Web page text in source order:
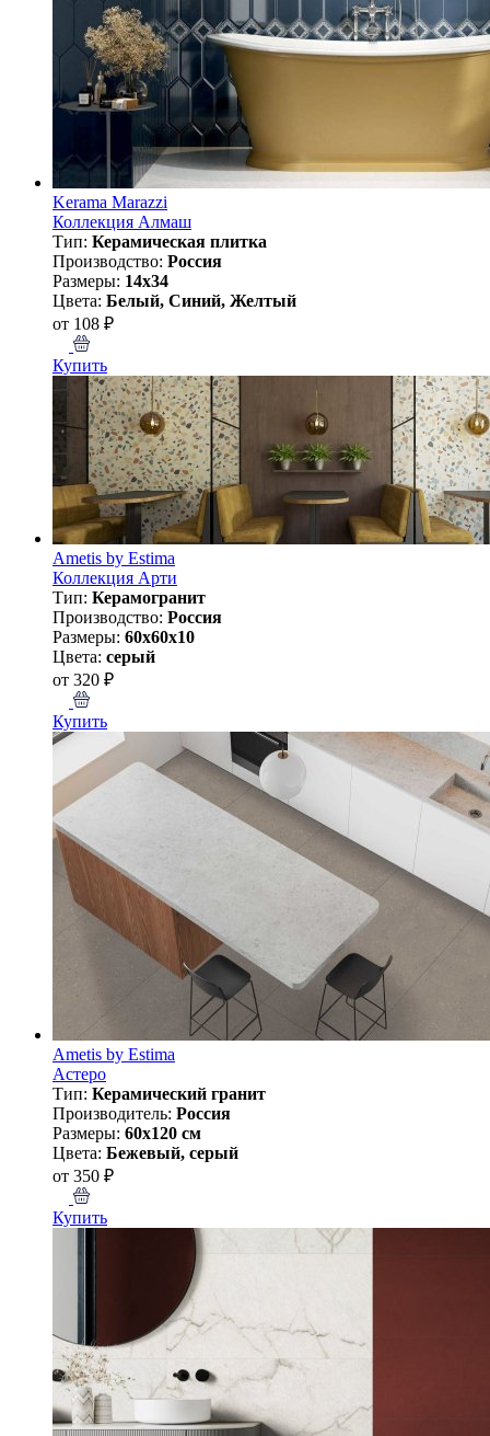
Kerama Marazzi
Коллекция Алмаш
Тип: Керамическая плитка
Производство: Россия
Размеры: 14x34
Цвета: Белый, Синий, Желтый
от 108 ₽
Купить
Ametis by Estima
Коллекция Арти
Тип: Керамогранит
Производство: Россия
Размеры: 60x60x10
Цвета: серый
от 320 ₽
Купить
Ametis by Estima
Астеро
Тип: Керамический гранит
Производитель: Россия
Размеры: 60x120 см
Цвета: Бежевый, серый
от 350 ₽
Купить